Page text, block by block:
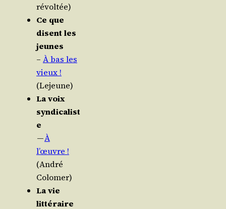
révoltée)
Ce que
disent les
jeunes
– À bas les
vieux !
(Lejeune)
La voix
syndicalist
e
—À
l’œuvre !
(André
Colomer)
La vie
littéraire